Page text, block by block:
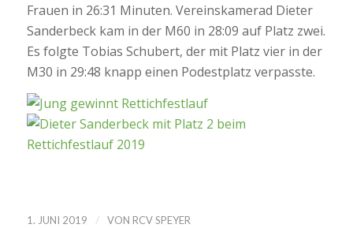
Frauen in 26:31 Minuten. Vereinskamerad Dieter
Sanderbeck kam in der M60 in 28:09 auf Platz zwei.
Es folgte Tobias Schubert, der mit Platz vier in der
M30 in 29:48 knapp einen Podestplatz verpasste.
1. JUNI 2019 / VON RCV SPEYER